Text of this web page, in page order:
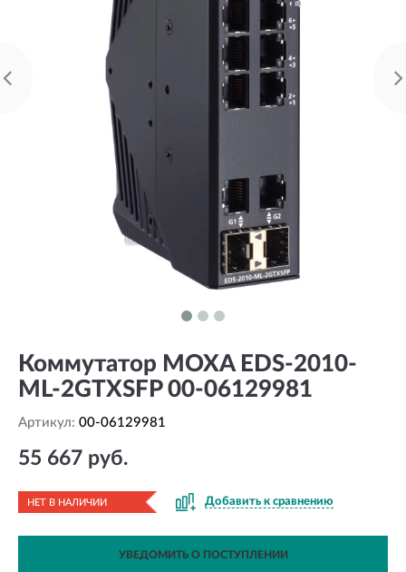
Коммутатор MOXA EDS-2010-
ML-2GTXSFP 00-06129981
Артикул: 00-06129981
55 667 руб.
НЕТ В НАЛИЧИИ Добавить к сравнению
УВЕДОМИТЬ О ПОСТУПЛЕНИИ